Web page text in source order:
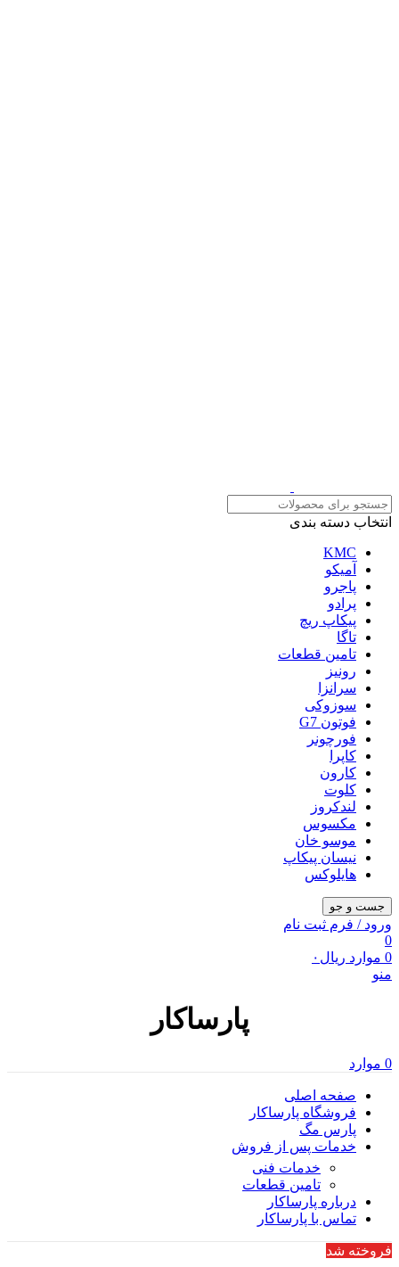
انتخاب دسته بندی
KMC
آمیکو
پاجرو
پرادو
پیکاپ ریچ
تاگا
تامین قطعات
رونیز
سرانزا
سوزوکی
فوتون G7
فورچونر
کاپرا
کارون
کلوت
لندکروز
مکسوس
موسو خان
نیسان پیکاپ
هایلوکس
جست و جو
ورود / فرم ثبت نام
0
0 موارد ریال ۰
منو
پارساکار
0 موارد
صفحه اصلی
فروشگاه پارساکار
پارس مگ
خدمات پس از فروش
خدمات فنی
تامین قطعات
درباره پارساکار
تماس با پارساکار
فروخته شد